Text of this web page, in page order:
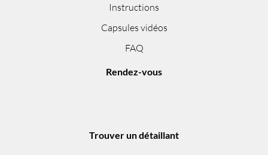
Instructions
Capsules vidéos
FAQ
Rendez-vous
Trouver un détaillant